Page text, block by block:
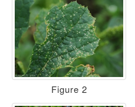
Figure 2